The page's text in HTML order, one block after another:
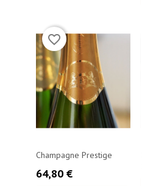
Champagne Prestige
Prix
64,80 €
favorite_border